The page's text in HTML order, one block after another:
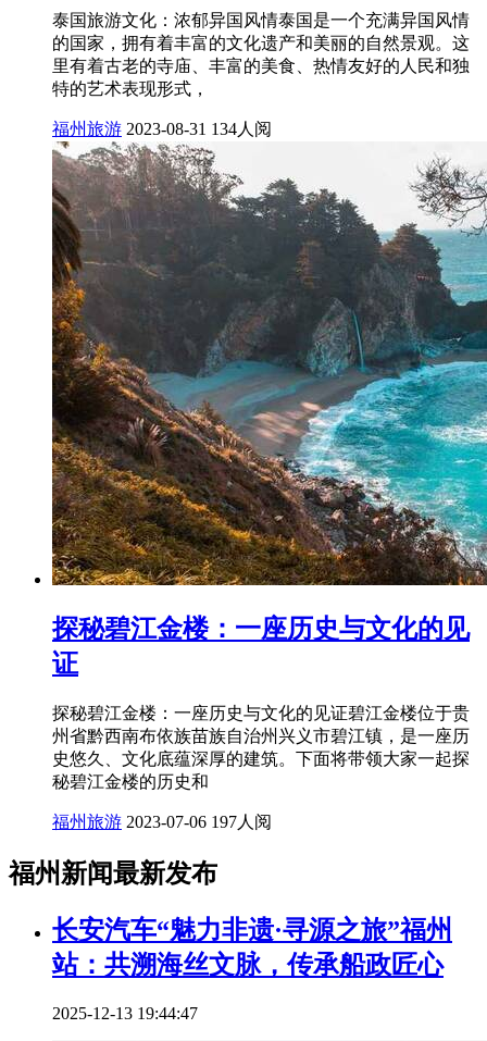
泰国旅游文化：浓郁异国风情泰国是一个充满异国风情
的国家，拥有着丰富的文化遗产和美丽的自然景观。这
里有着古老的寺庙、丰富的美食、热情友好的人民和独
特的艺术表现形式，
福州旅游 2023-08-31 134人阅
探秘碧江金楼：一座历史与文化的见
证
探秘碧江金楼：一座历史与文化的见证碧江金楼位于贵
州省黔西南布依族苗族自治州兴义市碧江镇，是一座历
史悠久、文化底蕴深厚的建筑。下面将带领大家一起探
秘碧江金楼的历史和
福州旅游 2023-07-06 197人阅
福州新闻最新发布
长安汽车“魅力非遗·寻源之旅”福州
站：共溯海丝文脉，传承船政匠心
2025-12-13 19:44:47